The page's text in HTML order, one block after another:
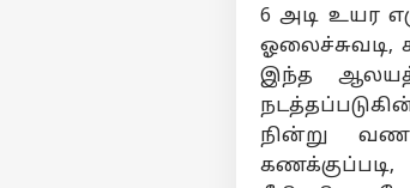
6 அடி உயர
ஓலைச்சுவடி,
இந்த
நின்று
Hello
எங்களிடம்
விளம்பரம்
சுயவிவரம்